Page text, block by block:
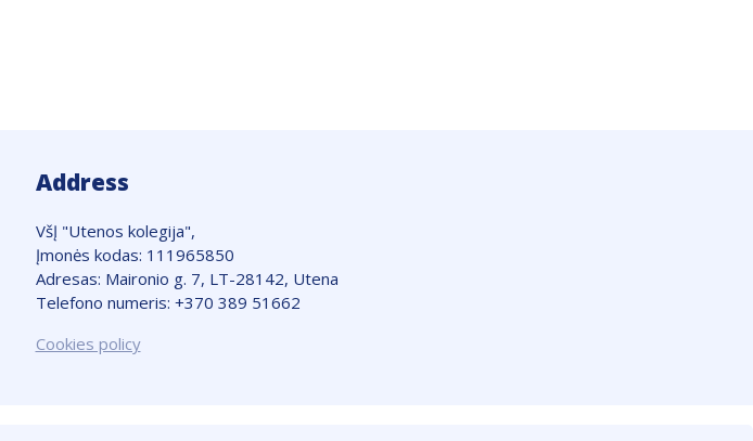
Address
VšĮ "Utenos kolegija",
Įmonės kodas: 111965850
Adresas: Maironio g. 7, LT-28142, Utena
Telefono numeris: +370 389 51662
Cookies policy